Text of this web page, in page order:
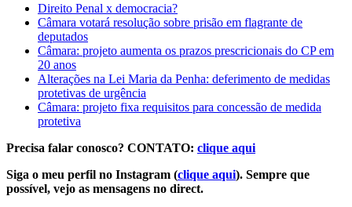
Direito Penal x democracia?
Câmara votará resolução sobre prisão em flagrante de
deputados
Câmara: projeto aumenta os prazos prescricionais do CP em
20 anos
Alterações na Lei Maria da Penha: deferimento de medidas
protetivas de urgência
Câmara: projeto fixa requisitos para concessão de medida
protetiva
Precisa falar conosco? CONTATO: clique aqui
Siga o meu perfil no Instagram (clique aqui). Sempre que
possível, vejo as mensagens no direct.